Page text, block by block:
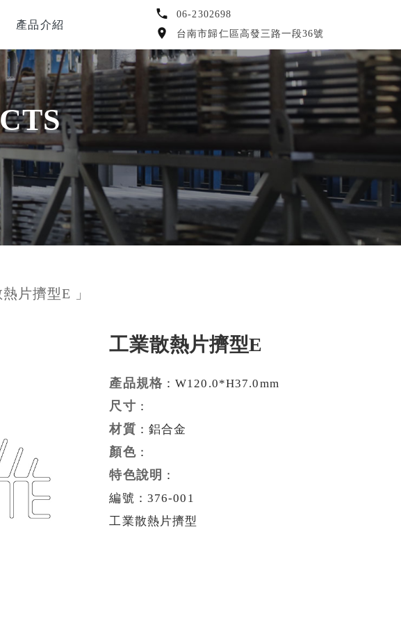
06-2302698
台南市歸仁區高發三路一段36號
產品介紹
片擠型E 」
工業散熱片擠型E
產品規格：W120.0*H37.0mm
尺寸 ：
材質 ：鋁合金
顏色：
特色說明 ：
編號：376-001
工業散熱片擠型